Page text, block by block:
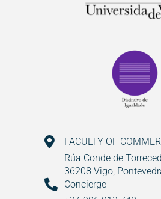
FACULTY OF
Rúa Conde de
36208 Vigo,
Concierge